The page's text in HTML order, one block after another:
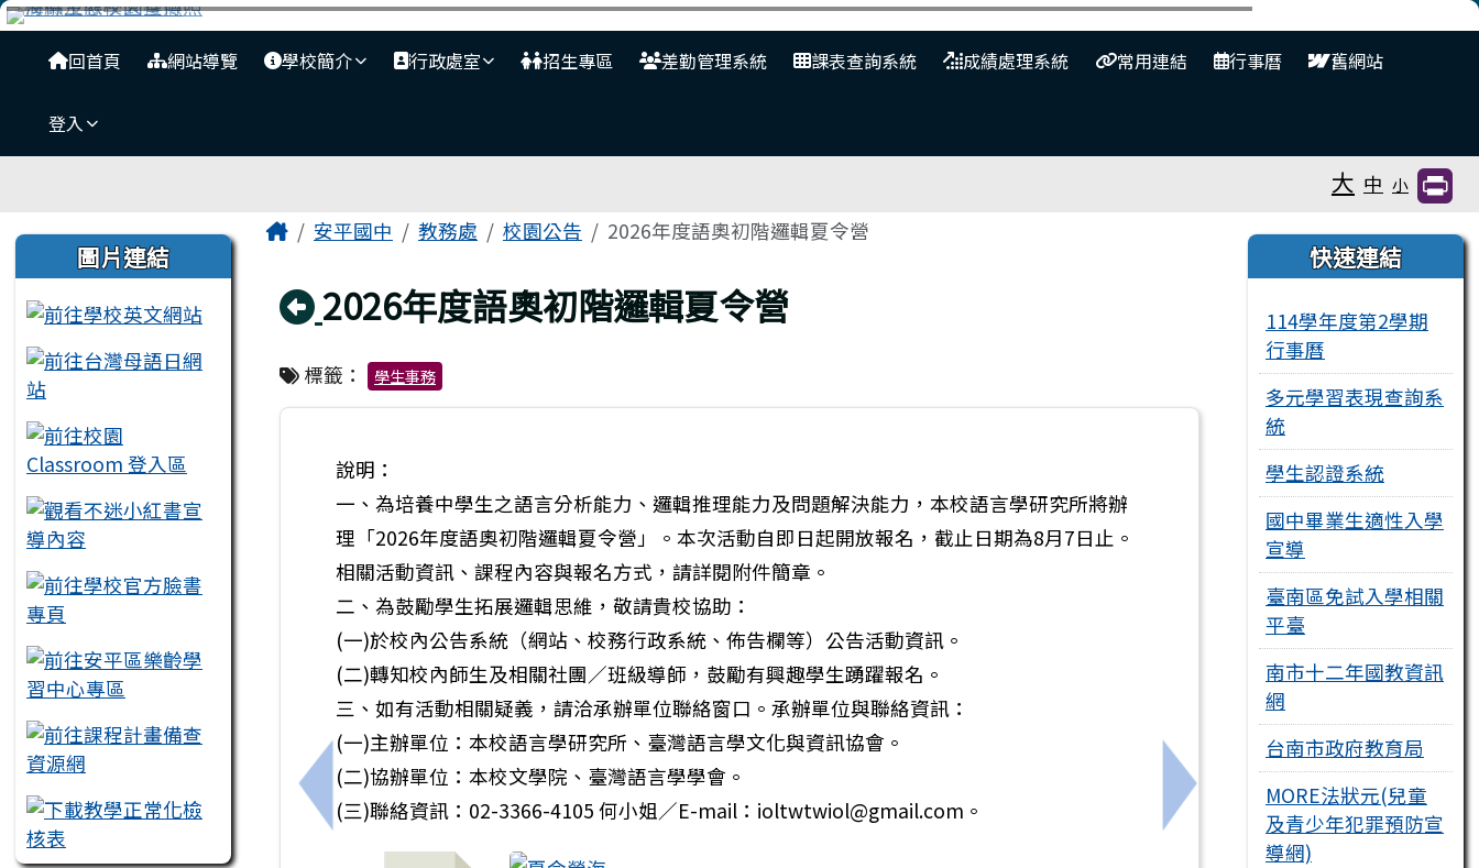
跳至主內容區
臺南市安平國中全球資訊網
導覽列
回首頁 網站導覽 學校簡介 行政處室 招生專區 差勤管理系統 課表查詢系統 成績處理系統 常用連結 行事曆 舊網站
登入
大 中 小
左邊區域內容
圖片連結 主內容區域
Home安平國中 教務處 校園公告 2026年度語奧初階邏輯夏令營
回上頁
2026年度語奧初階邏輯夏令營
標籤： 學生事務
上一筆：國立中山大學社會科學院辦理「2026 教育與民主韌性教師增能研習營」
說明：
一、為培養中學生之語言分析能力、邏輯推理能力及問題解決能力，本校語言學研究所將辦
理「2026年度語奧初階邏輯夏令營」。本次活動自即日起開放報名，截止日期為8月7日止。
相關活動資訊、課程內容與報名方式，請詳閱附件簡章。
二、為鼓勵學生拓展邏輯思維，敬請貴校協助：
(一)於校內公告系統（網站、校務行政系統、佈告欄等）公告活動資訊。
(二)轉知校內師生及相關社團／班級導師，鼓勵有興趣學生踴躍報名。
三、如有活動相關疑義，請洽承辦單位聯絡窗口。承辦單位與聯絡資訊：
(一)主辦單位：本校語言學研究所、臺灣語言學文化與資訊協會。
(二)協辦單位：本校文學院、臺灣語言學學會。
(三)聯絡資訊：02-3366-4105 何小姐／E-mail：ioltwtwiol@gmail.com。
下一筆：轉知銘傳大學辦理「
右邊區域內容
快速連結
114學年度第2學期
行事曆
多元學習表現查詢系
統
學生認證系統
國中畢業生適性入學
宣導
臺南區免試入學相關
平臺
南市十二年國教資訊
網
台南市政府教育局
MORE法狀元(兒童
及青少年犯罪預防宣
導網)
頁尾區域